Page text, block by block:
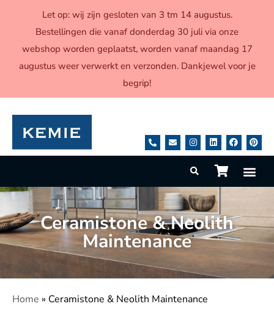
Ceramistone & Neolith
Maintenance
Home » Ceramistone & Neolith Maintenance
Let op: wij zijn gesloten van 3 tm 14 augustus.
Bestellingen die vanaf donderdag 30 juli via onze
webshop worden geplaatst, worden vanaf maandag 17
augustus weer verwerkt en verzonden. Dankjewel voor je
begrip!